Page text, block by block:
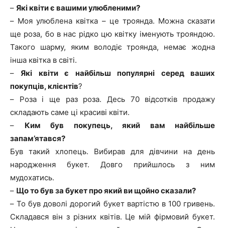
– Які квіти є вашими улюбленими?
– Моя улюблена квітка – це троянда. Можна сказати
ще роза, бо в нас рідко цю квітку іменують трояндою.
Такого шарму, яким володіє троянда, немає жодна
інша квітка в світі.
– Які квіти є найбільш популярні серед ваших
покупців, клієнтів?
– Роза і ще раз роза. Десь 70 відсотків продажу
складають саме ці красиві квіти.
– Ким був покупець, який вам найбільше
запам’ятався?
Був такий хлопець. Вибирав для дівчини на день
народження букет. Довго прийшлось з ним
мудохатись.
– Що то був за букет про який ви щойно сказали?
–То був доволі дорогий букет вартістю в 100 гривень.
Складався він з різних квітів. Це мій фірмовий букет.